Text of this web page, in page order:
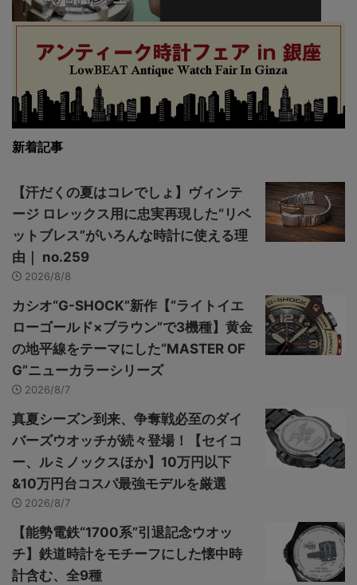
新着記事
【汗だくの夏はコレでしょ】ヴィンテ
ージ ロレックス用に忠実再現した“リベ
ットブレス”がいろんな時計に使える理
由｜ no.259
2026/8/8
カシオ“G-SHOCK”新作【“ライトイエ
ローゴールド×ブラウン”で3機種】黄金
の地平線をテーマにした“MASTER OF
G”ニューカラーシリーズ
2026/8/7
真夏シーズン到来、争奪戦必至のダイ
バーズウオッチが続々登場！【セイコ
ー、ルミノックスほか】10万円以下
&10万円台コスパ最強モデルを厳選
2026/8/7
【能勢電鉄“1700系”引退記念ウオッ
チ】鉄道時計をモチーフにした懐中時
計含む、全9種